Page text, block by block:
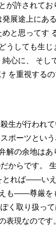
が許されてお
発展途上にあ
と思ってす
うしても生じ
心に、 そし
を重視するの
生が行われ
ポーツとい
の余地はあ
からです。
とれば――い
も――尊厳を
く取り扱って
表現なのです